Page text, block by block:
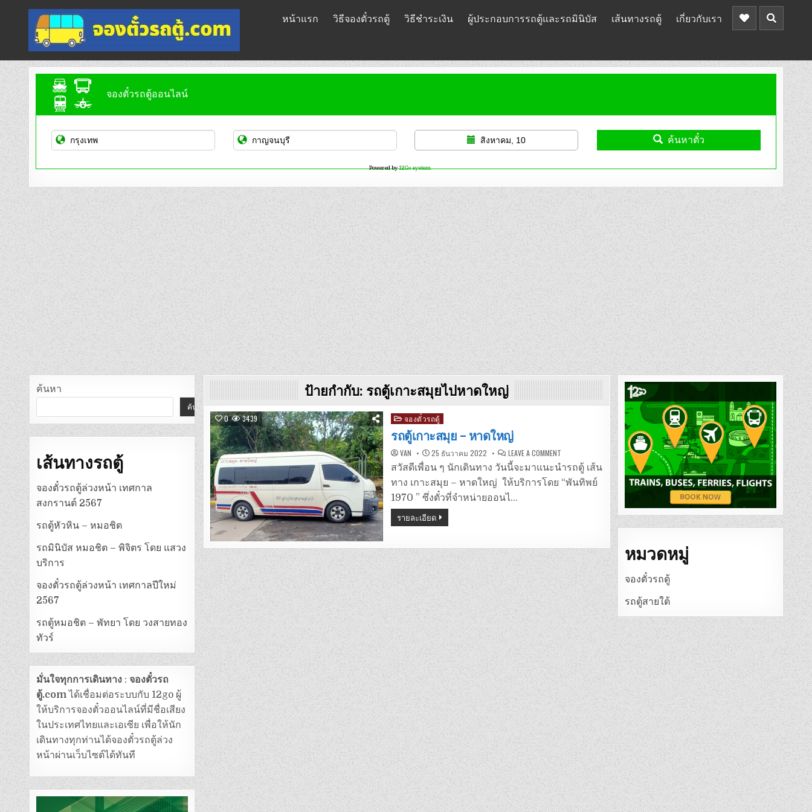
content
จองตั๋วรถตู้ออนไลน์
บริการจองตั๋วรถตู้ออนไลน์
หน้าแรก วิธีจองตั๋วรถตู้ วิธีชำระเงิน ผู้ประกอบการรถตู้และรถมินิบัส เส้นทางรถตู้ เกี่ยวกับเรา
จองตั๋วรถตู้ออนไลน์
สิงหาคม, 10 ค้นหาตั๋ว
Powered by12Go system
ป้ายกำกับ: รถตู้เกาะสมุยไปหาดใหญ่
0 3439
Posted
in
จองตั๋วรถตู้
รถตู้เกาะสมุย – หาดใหญ่
VAN 25 ธันวาคม 2022 LEAVE A COMMENT
ตู้
เกาะสมุย
–
หาดใหญ่
สวัสดีเพื่อน ๆ นักเดินทาง วันนี้จะมาแนะนำรถตู้ เส้น
ทาง เกาะสมุย – หาดใหญ่ ให้บริการโดย “พันทิพย์
1970 ” ซึ่งตั๋วที่จำหน่ายออนไ…
รายละเอียด
ค้นหา
ค้นหา
เส้นทางรถตู้
จองตั๋วรถตู้ล่วงหน้า เทศกาล
สงกรานต์ 2567
รถตู้หัวหิน – หมอชิต
รถมินิบัส หมอชิต – พิจิตร โดย แสวง
บริการ
จองตั๋วรถตู้ล่วงหน้า เทศกาลปีใหม่
2567
รถตู้หมอชิต – พัทยา โดย วงสายทอง
ทัวร์
มั่นใจทุกการเดินทาง :จองตั๋วรถ
ตู้.comได้เชื่อมต่อระบบกับ 12go ผู้
ให้บริการจองตั๋วออนไลน์ที่มีชื่อเสียง
ในประเทศไทยและเอเซีย เพื่อให้นัก
เดินทางทุกท่านได้จองตั๋วรถตู้ล่วง
หน้าผ่านเว็บไซต์ได้ทันที
หมวดหมู่
จองตั๋วรถตู้
รถตู้สายใต้